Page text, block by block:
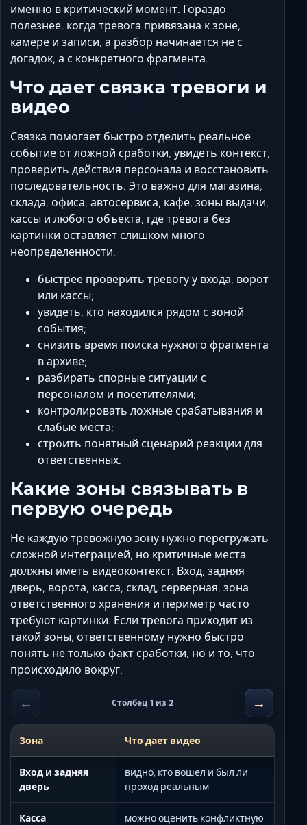
Шахты
Элиста
Ялта
именно в критический момент. Гораздо
полезнее, когда тревога привязана к зоне,
камере и записи, а разбор начинается не с
догадок, а с конкретного фрагмента.
Что дает связка тревоги и
видео
Связка помогает быстро отделить реальное
событие от ложной сработки, увидеть контекст,
проверить действия персонала и восстановить
последовательность. Это важно для магазина,
склада, офиса, автосервиса, кафе, зоны выдачи,
кассы и любого объекта, где тревога без
картинки оставляет слишком много
неопределенности.
быстрее проверить тревогу у входа, ворот
или кассы;
увидеть, кто находился рядом с зоной
события;
снизить время поиска нужного фрагмента
в архиве;
разбирать спорные ситуации с
персоналом и посетителями;
контролировать ложные срабатывания и
слабые места;
строить понятный сценарий реакции для
ответственных.
Какие зоны связывать в
первую очередь
Не каждую тревожную зону нужно перегружать
сложной интеграцией, но критичные места
должны иметь видеоконтекст. Вход, задняя
дверь, ворота, касса, склад, серверная, зона
ответственного хранения и периметр часто
требуют картинки. Если тревога приходит из
такой зоны, ответственному нужно быстро
понять не только факт сработки, но и то, что
происходило вокруг.
← Столбец 1 из 2 →
Зона Что дает видео
Вход и задняя
дверь
видно, кто вошел и был ли
проход реальным
Касса
можно оценить конфликтную